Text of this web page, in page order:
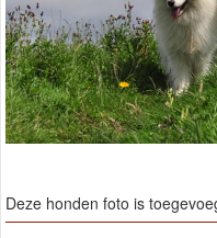
Deze honden foto is